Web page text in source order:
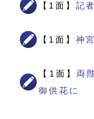
【1面】 記
【1面】 神
【1面】 両
御供花に